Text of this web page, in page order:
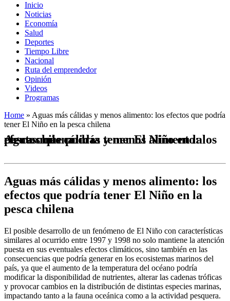
Inicio
Noticias
Economía
Salud
Deportes
Tiempo Libre
Nacional
Ruta del emprendedor
Opinión
Videos
Programas
Home » Aguas más cálidas y menos alimento: los efectos que podría
tener El Niño en la pesca chilena
Aguas más cálidas y menos alimento: los efectos que podría tener El Niño en la pesca chilena
Aguas más cálidas y menos alimento: los
efectos que podría tener El Niño en la
pesca chilena
El posible desarrollo de un fenómeno de El Niño con características
similares al ocurrido entre 1997 y 1998 no solo mantiene la atención
puesta en sus eventuales efectos climáticos, sino también en las
consecuencias que podría generar en los ecosistemas marinos del
país, ya que el aumento de la temperatura del océano podría
modificar la disponibilidad de nutrientes, alterar las cadenas tróficas
y provocar cambios en la distribución de distintas especies marinas,
impactando tanto a la fauna oceánica como a la actividad pesquera.